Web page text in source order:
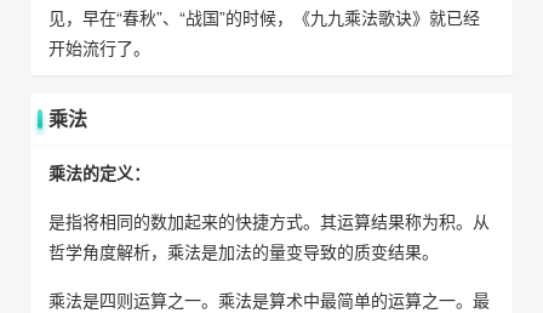
见，早在“春秋”、“战国”的时候，《九九乘法歌诀》就已经
开始流行了。
乘法
乘法的定义：
是指将相同的数加起来的快捷方式。其运算结果称为积。从
哲学角度解析，乘法是加法的量变导致的质变结果。
乘法是四则运算之一。乘法是算术中最简单的运算之一。最